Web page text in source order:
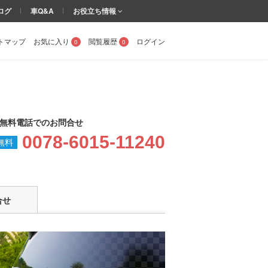
無料電話でのお問合せ
0078-6015-11240
マップ お気に入り 0 閲覧履歴 0 ログイン
グ 車Q&A お役立ち情報
せ